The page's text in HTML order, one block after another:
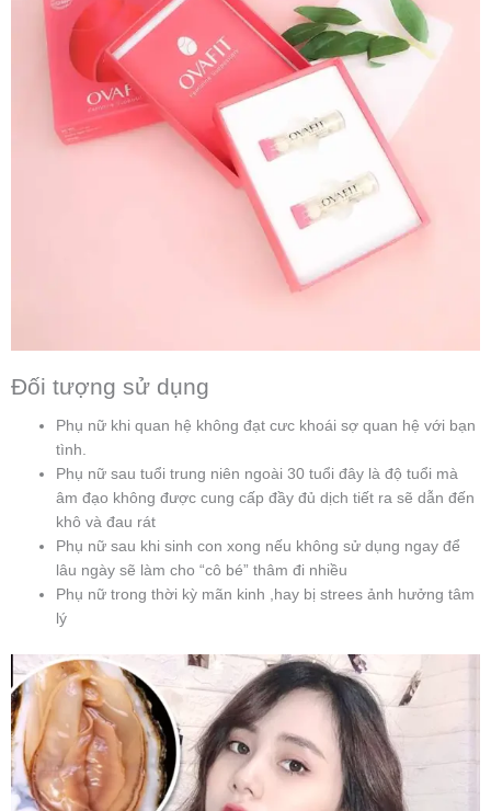
Đối tượng sử dụng
Phụ nữ khi quan hệ không đạt cưc khoái sợ quan hệ với bạn
tình.
Phụ nữ sau tuổi trung niên ngoài 30 tuổi đây là độ tuổi mà
âm đạo không được cung cấp đầy đủ dịch tiết ra sẽ dẫn đến
khô và đau rát
Phụ nữ sau khi sinh con xong nếu không sử dụng ngay để
lâu ngày sẽ làm cho “cô bé” thâm đi nhiều
Phụ nữ trong thời kỳ mãn kinh ,hay bị strees ảnh hưởng tâm
lý